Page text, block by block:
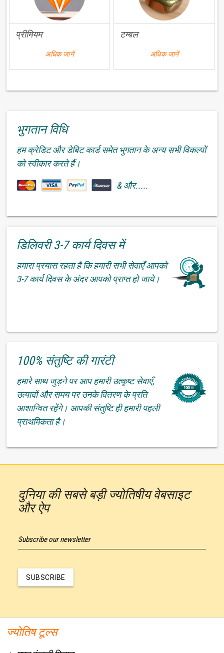
प्रीमियम
अधिक जानें
टम्बल
अधिक जानें
भुगतान विधि
हम क्रेडिट और डेबिट कार्ड समेत भुगतान के अन्य सभी विकल्पों
को स्वीकार करते हैं।
& और.....
डिलिवरी 3-7 कार्य दिवस में
हमारा प्रयास रहता है कि हमारी सभी सेवाएँ आपको
3-7 कार्य दिवस के अंदर आपको प्राप्त हो जाये।
100% संतुष्टि की गारंटी
हमारे साथ जुड़ने पर आप हमारी उत्कृष्ट सेवाएँ,
उत्पादों और समय पर उनके वितरण के प्रति
आशान्वित रहेंगे। आपकी संतुष्टि ही हमारी पहली
प्राथमिकता है।
दुनिया की सबसे बड़ी ज्योतिषीय वेबसाइट
और ऐप
Subscribe our newsletter
SUBSCRIBE
ज्योतिष टूल्स